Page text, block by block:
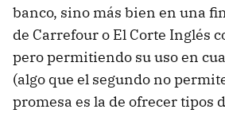
banco, sino más bien en una
de Carrefour o El Corte Inglés
pero permitiendo su uso en
(algo que el segundo no
promesa es la de ofrecer tipos